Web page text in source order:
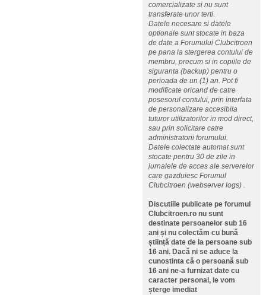
comercializate si nu sunt
transferate unor terti.
Datele necesare si datele
optionale sunt stocate in baza
de date a Forumului Clubcitroen
pe pana la stergerea contului de
membru, precum si in copiile de
siguranta (backup) pentru o
perioada de un (1) an. Pot fi
modificate oricand de catre
posesorul contului, prin interfata
de personalizare accesibila
tuturor utilizatorilor in mod direct,
sau prin solicitare catre
administratorii forumului.
Datele colectate automat sunt
stocate pentru 30 de zile in
jurnalele de acces ale serverelor
care gazduiesc Forumul
Clubcitroen (webserver logs) .
Discutiile publicate pe forumul
Clubcitroen.ro nu sunt
destinate persoanelor sub 16
ani și nu colectăm cu bună
știință date de la persoane sub
16 ani. Dacă ni se aduce la
cunostinta că o persoană sub
16 ani ne-a furnizat date cu
caracter personal, le vom
șterge imediat